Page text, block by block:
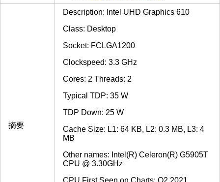
摘要
Description: Intel UHD Graphics 610
Class: Desktop
Socket: FCLGA1200
Clockspeed: 3.3 GHz
Cores: 2 Threads: 2
Typical TDP: 35 W
TDP Down: 25 W
Cache Size: L1: 64 KB, L2: 0.3 MB, L3: 4
MB
Other names: Intel(R) Celeron(R) G5905T
CPU @ 3.30GHz